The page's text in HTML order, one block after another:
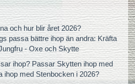
och hur blir året 2026?
passa bättre ihop än andra: Kräfta
- Oxe och Skytte
ihop? Passar Skytten ihop med
ihop med Stenbocken i 2026?